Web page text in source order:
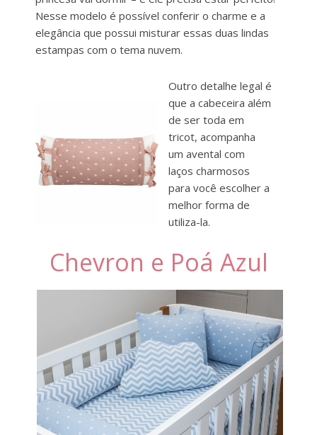
Nesse modelo é possível conferir o charme e a
elegância que possui misturar essas duas lindas
estampas com o tema nuvem.
Outro detalhe legal é
que a cabeceira além
de ser toda em
tricot, acompanha
um avental com
laços charmosos
para você escolher a
melhor forma de
utiliza-la.
Chevron e Poá Azul